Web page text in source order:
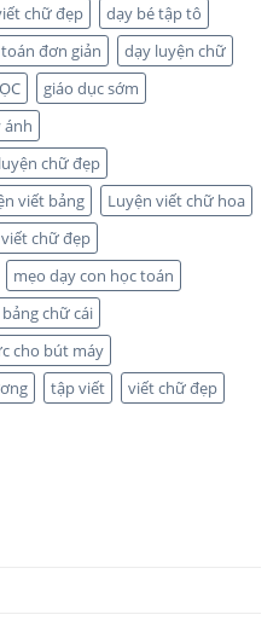
chữ đẹp
dạy bé tập tô
đơn giản
dạy luyện chữ
giáo dục sớm
ánh
luyện chữ đẹp
viết bảng
Luyện viết chữ hoa
chữ đẹp
mẹo dạy con học toán
chữ cái
cho bút máy
tập viết viết chữ đẹp